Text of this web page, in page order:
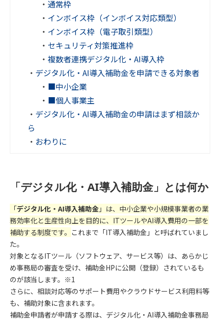
・ 通常枠
・ インボイス枠（インボイス対応類型）
・ インボイス枠（電子取引類型）
・ セキュリティ対策推進枠
・ 複数者連携デジタル化・AI導入枠
・ デジタル化・AI導入補助金を申請できる対象者
・ ■中小企業
・ ■個人事業主
・ デジタル化・AI導入補助金の申請はまず相談か
ら
・ おわりに
「デジタル化・AI導入補助金」とは何か
「デジタル化・AI導入補助金 」は、中小企業や小規模事業者の業
務効率化と生産性向上を目的に、ITツールやAI導入費用の一部を
補助する制度です。 これまで「IT導入補助金」と呼ばれていまし
た。
対象となるITツール（ソフトウェア、サービス等）は、あらかじ
め事務局の審査を受け、補助金HPに公開（登録）されているも
のが該当します。※1
さらに、相談対応等のサポート費用やクラウドサービス利用料等
も、補助対象に含まれます。
補助金申請者が申請する際は、デジタル化・AI導入補助金事務局